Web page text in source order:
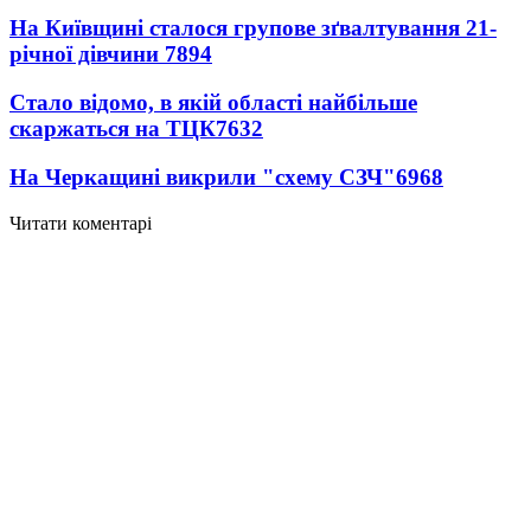
На Київщині сталося групове зґвалтування 21-
річної дівчини 7894
Стало відомо, в якій області найбільше
скаржаться на ТЦК7632
На Черкащині викрили "схему СЗЧ"6968
Читати коментарі